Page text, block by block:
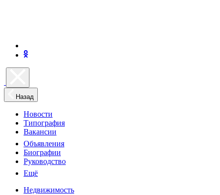
Назад
Новости
Типография
Вакансии
Объявления
Биографии
Руководство
Ещё
Недвижимость